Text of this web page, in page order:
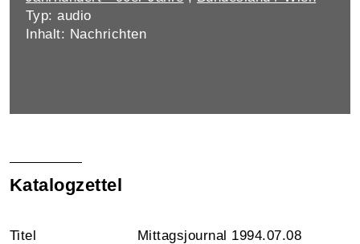
Typ: audio
Inhalt: Nachrichten
Katalogzettel
Titel Mittagsjournal 1994.07.08